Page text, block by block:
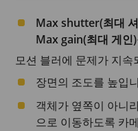
Max shutter(최대
Max gain(최대 게인)
모션 블러에 문제가 지속
장면의 조도를 높입
객체가 옆쪽이 아니
으로 이동하도록 카